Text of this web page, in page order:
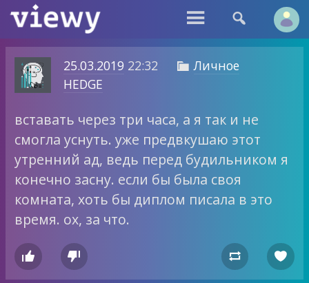
 
25.03.2019 22:32  Личное
HEDGE
вставать через три часа, а я так и не
смогла уснуть. уже предвкушаю этот
утренний ад, ведь перед будильником я
конечно засну. если бы была своя
комната, хоть бы диплом писала в это
время. ох, за что.
   